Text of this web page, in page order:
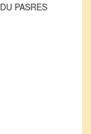
PASRES